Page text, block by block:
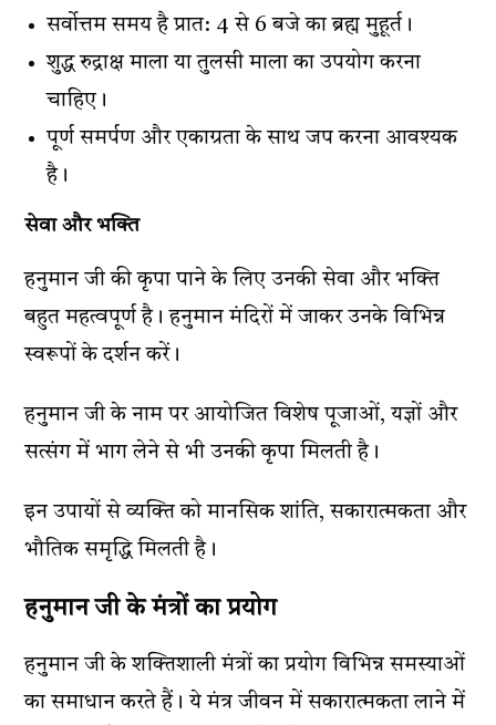
सर्वोत्तम समय है प्रात: 4 से 6 बजे का ब्रह्म मुहूर्त।
शुद्ध रुद्राक्ष माला या तुलसी माला का उपयोग करना
चाहिए।
पूर्ण समर्पण और एकाग्रता के साथ जप करना आवश्यक
है।
सेवा और भक्ति
हनुमान जी की कृपा पाने के लिए उनकी सेवा और भक्ति
बहुत महत्वपूर्ण है। हनुमान मंदिरों में जाकर उनके विभिन्न
स्वरूपों के दर्शन करें।
हनुमान जी के नाम पर आयोजित विशेष पूजाओं, यज्ञों और
सत्संग में भाग लेने से भी उनकी कृपा मिलती है।
इन उपायों से व्यक्ति को मानसिक शांति, सकारात्मकता और
भौतिक समृद्धि मिलती है।
हनुमान जी के मंत्रों का प्रयोग
हनुमान जी के शक्तिशाली मंत्रों का प्रयोग विभिन्न समस्याओं
का समाधान करते हैं। ये मंत्र जीवन में सकारात्मकता लाने में